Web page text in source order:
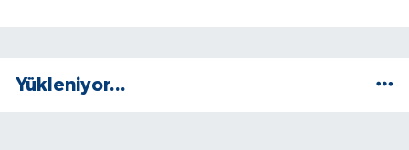
Yükleniyor...